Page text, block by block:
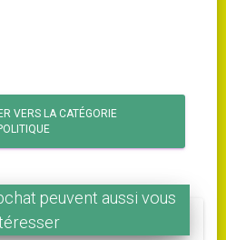
VERS LA CATÉGORIE
peuvent aussi vous